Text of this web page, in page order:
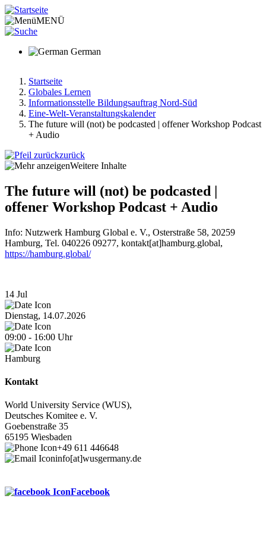
Direkt
zum
Inhalt
MENÜ
German
Pfadnavigation
Startseite
Globales Lernen
Informationsstelle Bildungsauftrag Nord-Süd
Eine-Welt-Veranstaltungskalender
The future will (not) be podcasted | offener Workshop Podcast
+ Audio
zurück
Weitere Inhalte
The future will (not) be podcasted |
offener Workshop Podcast + Audio
Info: Nutzwerk Hamburg Global e. V., Osterstraße 58, 20259
Hamburg, Tel. 040226 09277, kontakt[at]hamburg.global,
https://hamburg.global/
14 Jul
Dienstag, 14.07.2026
09:00 - 16:00 Uhr
Hamburg
Kontakt
World University Service (WUS),
Deutsches Komitee e. V.
Goebenstraße 35
65195 Wiesbaden
+49 611 446648
info[at]wusgermany.de
Facebook